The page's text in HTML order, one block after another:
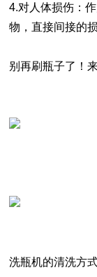
4.对人体损伤 ：
物，直接间接的
别再刷瓶子了！
洗瓶机的清洗方